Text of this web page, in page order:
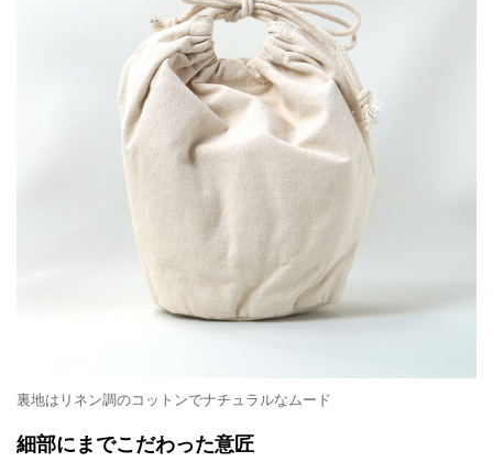
裏地はリネン調のコットンでナチュラルなムード
細部にまでこだわった意匠